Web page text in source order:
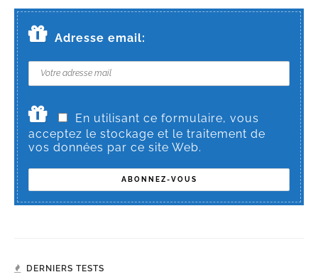
Adresse email:
En utilisant ce formulaire, vous
acceptez le stockage et le traitement de
vos données par ce site Web.
DERNIERS TESTS